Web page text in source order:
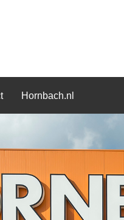
Hornbach.nl